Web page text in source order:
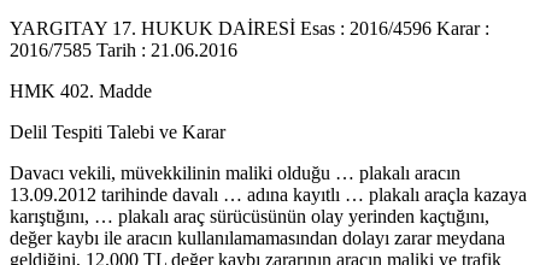
YARGITAY 17. HUKUK DAİRESİ Esas : 2016/4596 Karar :
2016/7585 Tarih : 21.06.2016
HMK 402. Madde
Delil Tespiti Talebi ve Karar
Davacı vekili, müvekkilinin maliki olduğu … plakalı aracın
13.09.2012 tarihinde davalı … adına kayıtlı … plakalı araçla kazaya
karıştığını, … plakalı araç sürücüsünün olay yerinden kaçtığını,
değer kaybı ile aracın kullanılamamasından dolayı zarar meydana
geldiğini, 12.000 TL değer kaybı zararının aracın maliki ve trafik